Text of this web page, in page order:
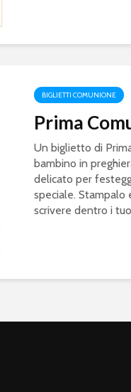
BIGLIETTI COMUNIONE
Prima
Un biglietto di
bambino in
delicato per
speciale. Stampalo
scrivere dentro i